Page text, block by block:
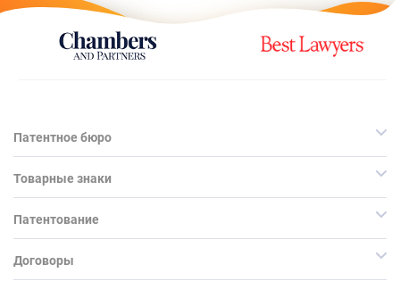
Патентное бюро
Товарные знаки
Патентование
Договоры